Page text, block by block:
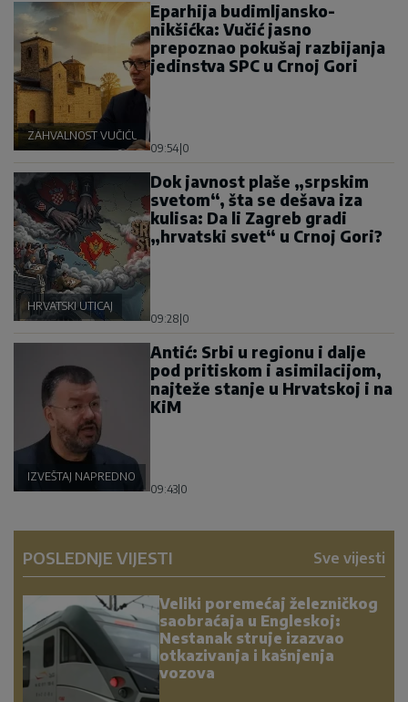
ZAHVALNOST VUČIĆU
Eparhija budimljansko-
nikšićka: Vučić jasno
prepoznao pokušaj razbijanja
jedinstva SPC u Crnoj Gori
09:54 0
HRVATSKI UTICAJ
Dok javnost plaše „srpskim
svetom“, šta se dešava iza
kulisa: Da li Zagreb gradi
„hrvatski svet“ u Crnoj Gori?
09:28 0
IZVEŠTAJ NAPREDNOG KLUBA
Antić: Srbi u regionu i dalje
pod pritiskom i asimilacijom,
najteže stanje u Hrvatskoj i na
KiM
09:43 0
POSLEDNJE VIJESTI Sve vijesti
Veliki poremećaj železničkog
saobraćaja u Engleskoj:
Nestanak struje izazvao
otkazivanja i kašnjenja
vozova